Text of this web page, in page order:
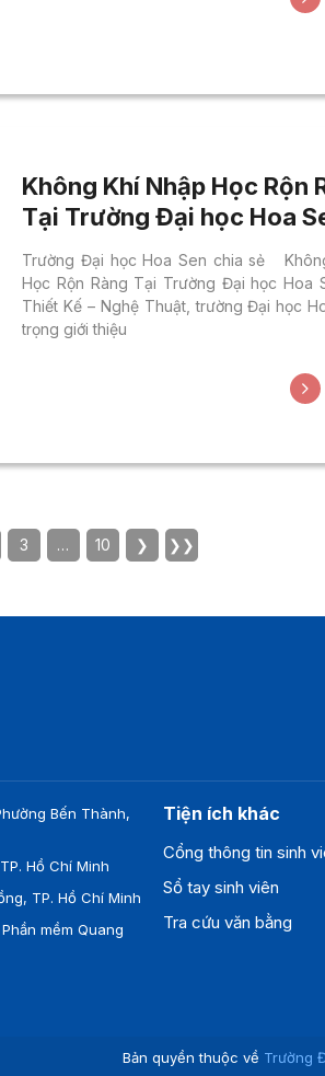
Không Khí Nhập Học Rộn
Tại Trường Đại học Hoa
Trường Đại học Hoa Sen chia sẻ
Học Rộn Ràng Tại Trường Đại học
Thiết Kế – Nghệ Thuật, trường Đại học
trọng giới thiệu
3 … 10 ❯ ❯❯
Bến Thành,
Hồ Chí Minh
TP. Hồ Chí Minh
mềm Quang
Tiện ích khác
Cổng thông tin sinh
Sổ tay sinh viên
Tra cứu văn bằng
Bản quyền thuộc về Trường